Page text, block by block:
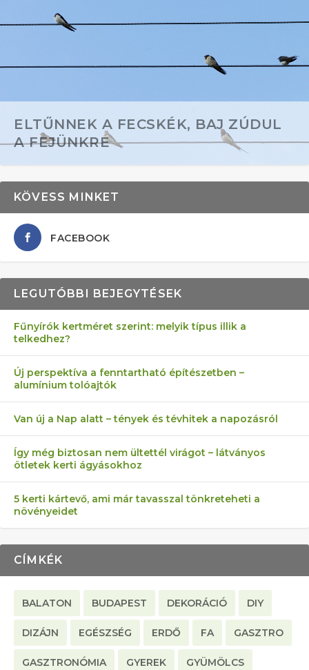
ELTŰNNEK A FECSKÉK, BAJ ZÚDUL
A FEJÜNKRE
AZ ÖNELLÁTÁS 13 PONTJA
KEZDŐKNEK
6 LEGJOBB NÖVÉNY SZOMSZÉD
ELLEN
MÁRPEDIG A TŰZIJÁTÉK NEM MENŐ!
FÉLREÉRTETT KERTÉSZKEDÉS:
TÉRKŐ ÉS MURVA
AKI ELDOBÁLJA A CIGICSIKKEKET,
AZ EGY KÖ…
KÖVESS MINKET
FACEBOOK
LEGUTÓBBI BEJEGYTÉSEK
Fűnyírók kertméret szerint: melyik típus illik a
telkedhez?
Új perspektíva a fenntartható építészetben –
alumínium tolóajtók
Van új a Nap alatt – tények és tévhitek a napozásról
Így még biztosan nem ültettél virágot – látványos
ötletek kerti ágyásokhoz
5 kerti kártevő, ami már tavasszal tönkreteheti a
növényeidet
CÍMKÉK
BALATON BUDAPEST DEKORÁCIÓ DIY
DIZÁJN EGÉSZSÉG ERDŐ FA GASZTRO
GASZTRONÓMIA GYEREK GYÜMÖLCS